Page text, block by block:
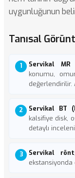
uygunluğunun
Tanısal
Servikal MR
konumu,
değerlendirilir.
Servikal BT
kalsifiye disk,
detaylı
Servikal